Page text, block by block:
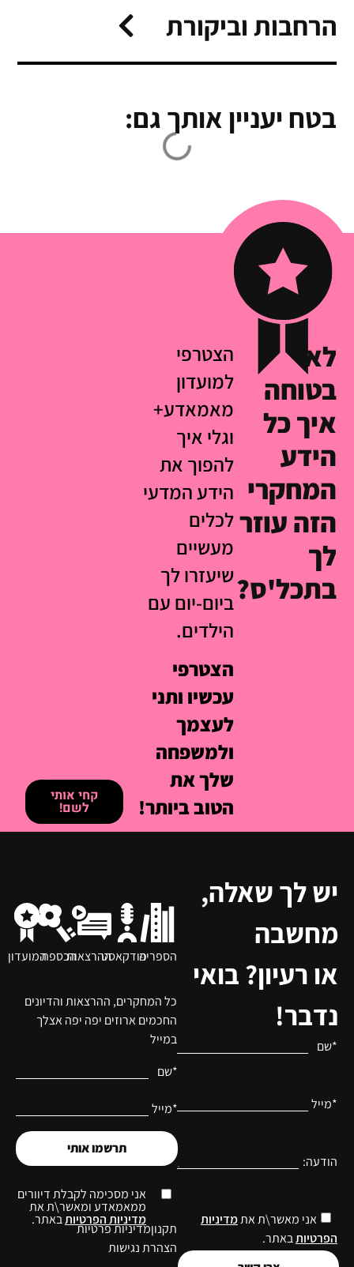
הרחבות וביקורת
בטח יעניין אותך גם:
לא
בטוחה
איך כל
הידע
המחקרי
הזה עוזר
לך
בתכל'ס?
הצטרפי
למועדון
מאמאדע+
וגלי איך
להפוך את
הידע המדעי
לכלים
מעשיים
שיעזרו לך
ביום-יום עם
הילדים.
הצטרפי
עכשיו ותני
לעצמך
ולמשפחה
שלך את
הטוב ביותר!
קחי אותי
לשם!
יש לך שאלה,
מחשבה
או רעיון? בואי
נדבר!
*שם
*מייל
הודעה:
אני מאשר\ת אתמדיניות
הפרטיותבאתר.
כל המחקרים, ההרצאות והדיונים
החכמים ארוזים יפה יפה אצלך
במייל
*שם
*מייל
אני מסכימה לקבלת דיוורים
ממאמאדע ומאשר\ת את
מדיניות הפרטיותבאתר.
תרשמו אותי
הספריהפודקאסטההרצאותהכספתהמועדון
תקנוןמדיניות פרטיות
הצהרת נגישות